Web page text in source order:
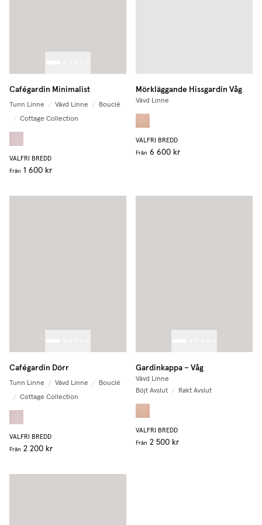
Cafégardin Minimalist
Tunn Linne / Vävd Linne /
Bouclé
/ Cottage Collection
VALFRI BREDD
Från 1 600 kr
Mörkläggande Hissgardin Våg
Vävd Linne
VALFRI BREDD
Från 6 600 kr
Cafégardin Dörr
Tunn Linne / Vävd Linne /
Bouclé
/ Cottage Collection
VALFRI BREDD
Från 2 200 kr
Gardinkappa – Våg
Vävd Linne
Böjt Avslut / Rakt Avslut
VALFRI BREDD
Från 2 500 kr